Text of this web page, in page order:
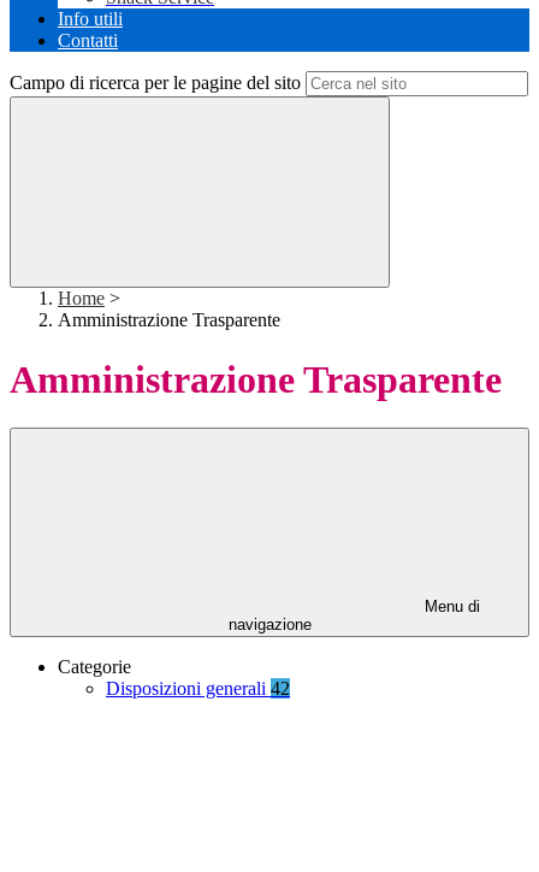
Info utili
Contatti
Campo di ricerca per le pagine del sito
Home >
Amministrazione Trasparente
Amministrazione Trasparente
Menu di
navigazione
Categorie
Disposizioni generali 42